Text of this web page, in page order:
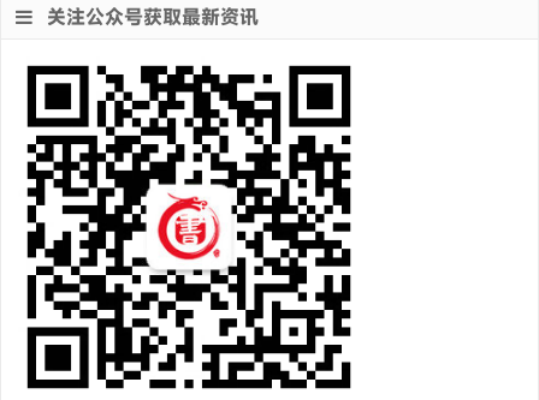
关注公众号获取最新资讯